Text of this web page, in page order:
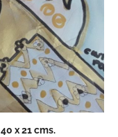
x 21 cms.